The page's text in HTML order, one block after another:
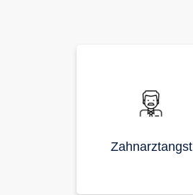
Zahnarztangst